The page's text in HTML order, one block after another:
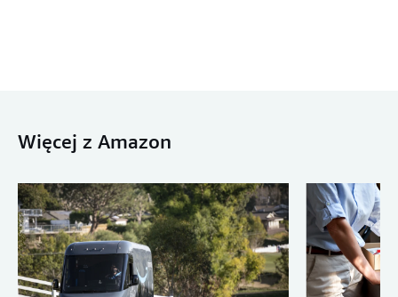
Więcej z Amazon